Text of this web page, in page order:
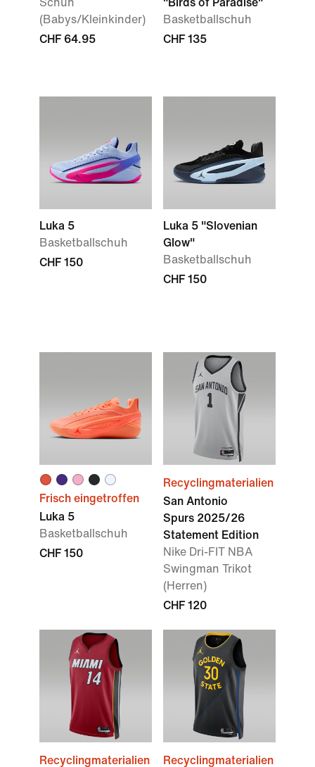
Schuh
(Babys/Kleinkinder)
CHF 64.95
"Birds of Paradise"
Basketballschuh
CHF 135
Luka 5
Basketballschuh
CHF 150
Luka 5 "Slovenian
Glow"
Basketballschuh
CHF 150
Frisch eingetroffen
Luka 5
Basketballschuh
CHF 150
Recyclingmaterialien
San Antonio
Spurs 2025/26
Statement Edition
Nike Dri-FIT NBA
Swingman Trikot
(Herren)
CHF 120
Recyclingmaterialien
Recyclingmaterialien